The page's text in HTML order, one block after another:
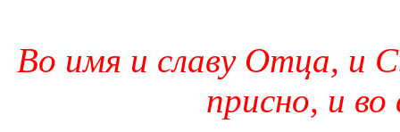
Во имя и славу Отца, и
присно, и во